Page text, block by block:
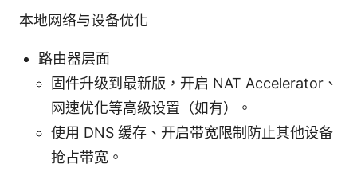
本地网络与设备优化
路由器层面
固件升级到最新版，开启 NAT Accelerator、
网速优化等高级设置（如有）。
使用 DNS 缓存、开启带宽限制防止其他设备
抢占带宽。